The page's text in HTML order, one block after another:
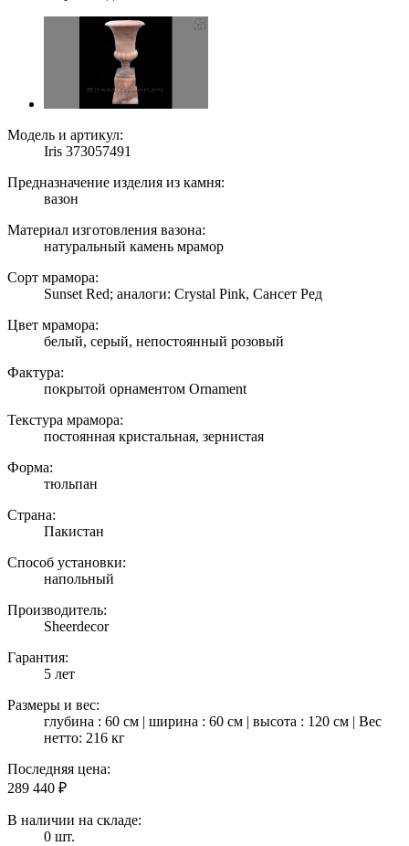
Модель и артикул:
Iris 373057491
Предназначение изделия из камня:
вазон
Материал изготовления вазона:
натуральный камень мрамор
Сорт мрамора:
Sunset Red; аналоги: Crystal Pink, Сансет Ред
Цвет мрамора:
белый, серый, непостоянный розовый
Фактура:
покрытой орнаментом Ornament
Текстура мрамора:
постоянная кристальная, зернистая
Форма:
тюльпан
Страна:
Пакистан
Способ установки:
напольный
Производитель:
Sheerdecor
Гарантия:
5 лет
Размеры и вес:
глубина : 60 см | ширина : 60 см | высота : 120 см | Вес
нетто: 216 кг
Последняя цена:
289 440 ₽
В наличии на складе:
0 шт.